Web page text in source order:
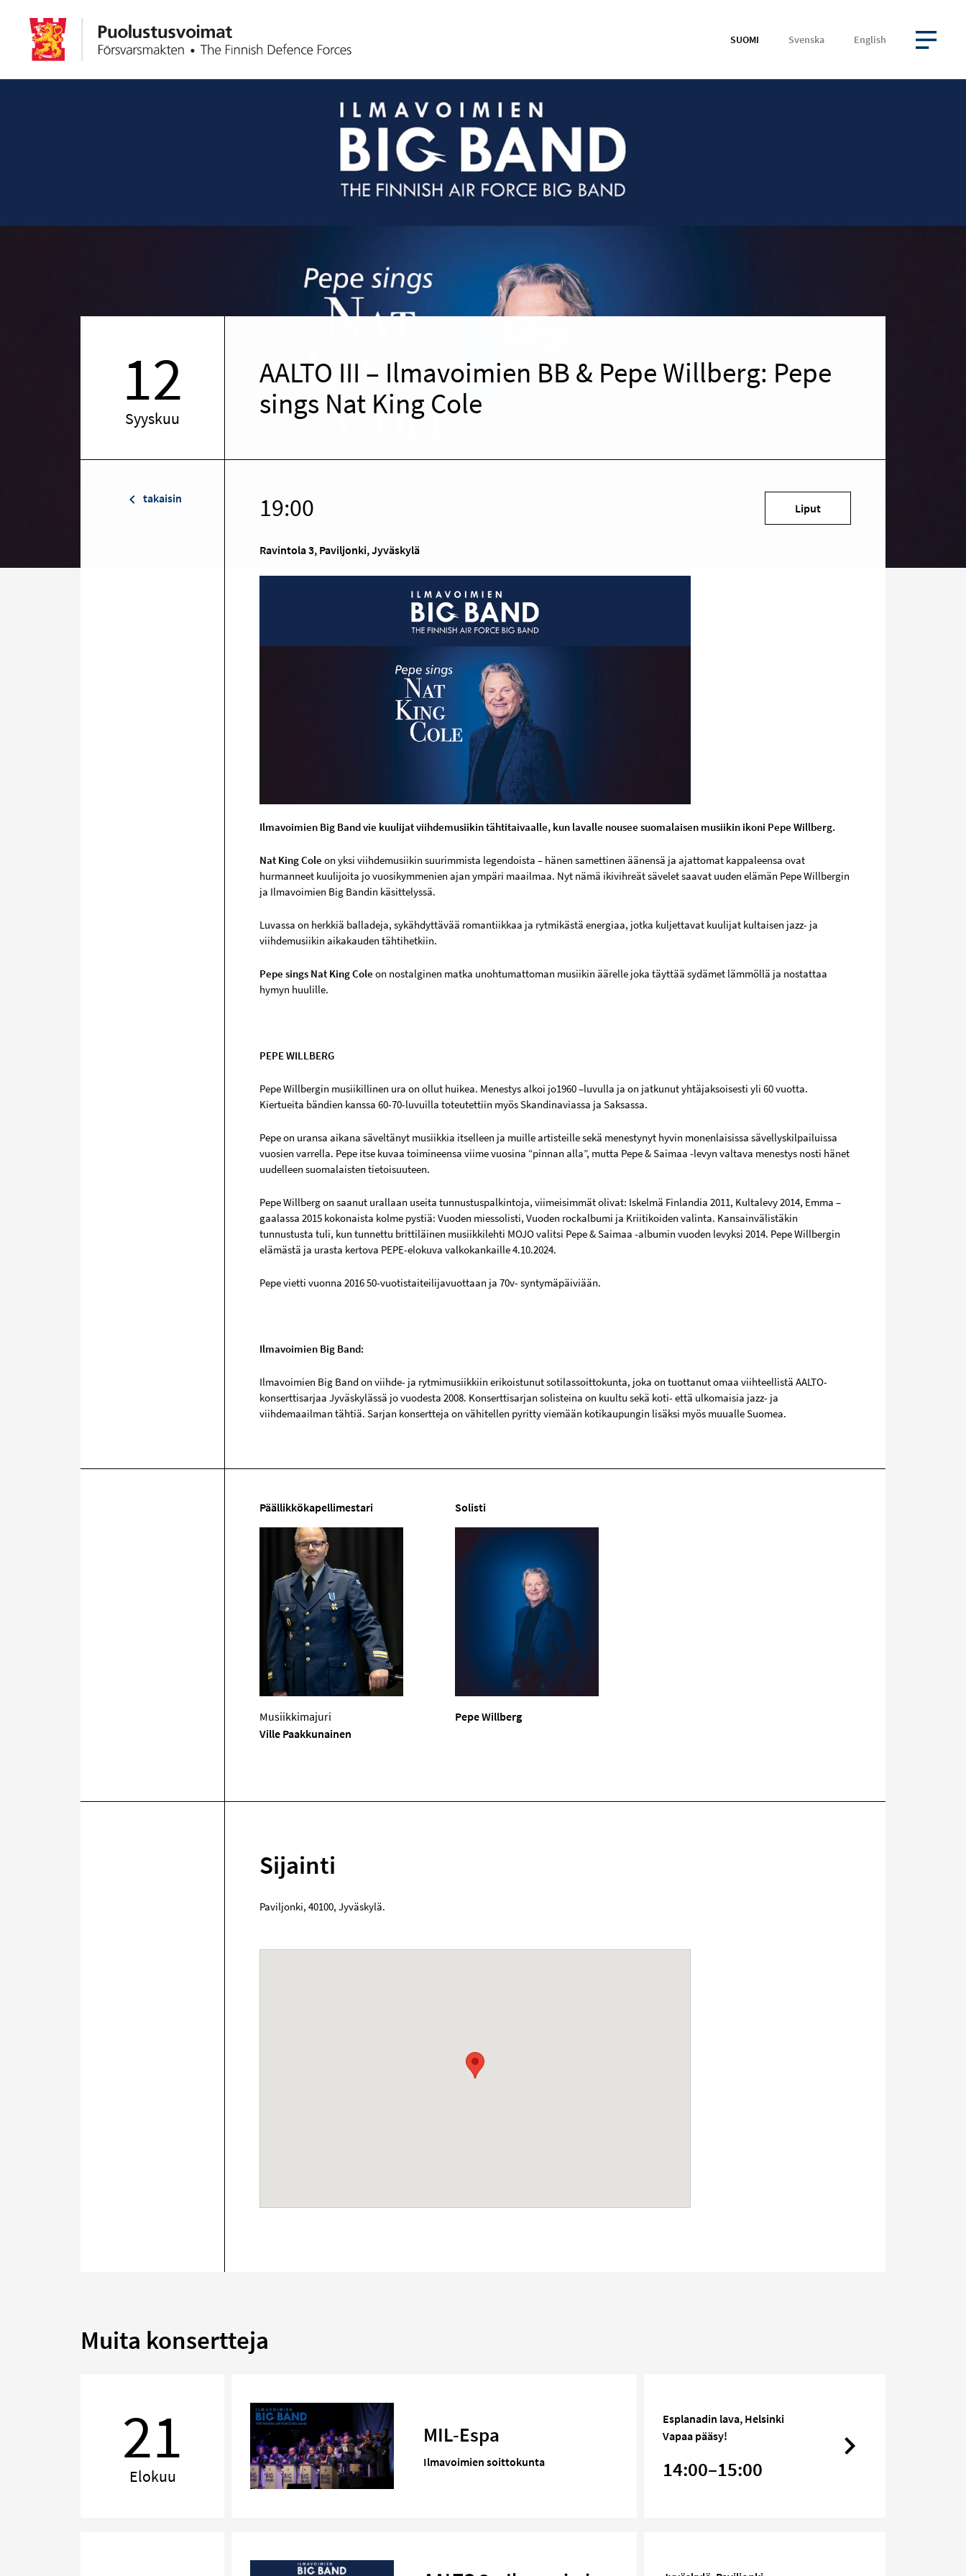
SUOMI Svenska English
AVAA VALIKKO
12
Syyskuu
AALTO III – Ilmavoimien BB & Pepe Willberg: Pepe
sings Nat King Cole
takaisin 19:00
sosiaalisessa
Liput
Ravintola 3, Paviljonki, Jyväskylä
Ilmavoimien Big Band vie kuulijat viihdemusiikin tähtitaivaalle, kun lavalle nousee suomalaisen musiikin ikoni Pepe Willberg.
Nat King Cole on yksi viihdemusiikin suurimmista legendoista – hänen samettinen äänensä ja ajattomat kappaleensa ovat
hurmanneet kuulijoita jo vuosikymmenien ajan ympäri maailmaa. Nyt nämä ikivihreät sävelet saavat uuden elämän Pepe Willbergin
ja Ilmavoimien Big Bandin käsittelyssä.
Luvassa on herkkiä balladeja, sykähdyttävää romantiikkaa ja rytmikästä energiaa, jotka kuljettavat kuulijat kultaisen jazz- ja
viihdemusiikin aikakauden tähtihetkiin.
Pepe sings Nat King Cole on nostalginen matka unohtumattoman musiikin äärelle joka täyttää sydämet lämmöllä ja nostattaa
hymyn huulille.
PEPE WILLBERG
Pepe Willbergin musiikillinen ura on ollut huikea. Menestys alkoi jo1960 –luvulla ja on jatkunut yhtäjaksoisesti yli 60 vuotta.
Kiertueita bändien kanssa 60-70-luvuilla toteutettiin myös Skandinaviassa ja Saksassa.
Pepe on uransa aikana säveltänyt musiikkia itselleen ja muille artisteille sekä menestynyt hyvin monenlaisissa sävellyskilpailuissa
vuosien varrella. Pepe itse kuvaa toimineensa viime vuosina “pinnan alla”, mutta Pepe & Saimaa -levyn valtava menestys nosti hänet
uudelleen suomalaisten tietoisuuteen.
Pepe Willberg on saanut urallaan useita tunnustuspalkintoja, viimeisimmät olivat: Iskelmä Finlandia 2011, Kultalevy 2014, Emma –
gaalassa 2015 kokonaista kolme pystiä: Vuoden miessolisti, Vuoden rockalbumi ja Kriitikoiden valinta. Kansainvälistäkin
tunnustusta tuli, kun tunnettu brittiläinen musiikkilehti MOJO valitsi Pepe & Saimaa -albumin vuoden levyksi 2014. Pepe Willbergin
elämästä ja urasta kertova PEPE-elokuva valkokankaille 4.10.2024.
Pepe vietti vuonna 2016 50-vuotistaiteilijavuottaan ja 70v- syntymäpäiviään.
Ilmavoimien Big Band:
Ilmavoimien Big Band on viihde- ja rytmimusiikkiin erikoistunut sotilassoittokunta, joka on tuottanut omaa viihteellistä AALTO-
konserttisarjaa Jyväskylässä jo vuodesta 2008. Konserttisarjan solisteina on kuultu sekä koti- että ulkomaisia jazz- ja
viihdemaailman tähtiä. Sarjan konsertteja on vähitellen pyritty viemään kotikaupungin lisäksi myös muualle Suomea.
Päällikkökapellimestari
Musiikkimajuri
Ville Paakkunainen
Solisti
Pepe Willberg
Sijainti
Paviljonki, 40100, Jyväskylä.
Muita konsertteja
21
Elokuu
MIL-Espa
Ilmavoimien soittokunta
Esplanadin lava, Helsinki
Vapaa pääsy!
14:00–15:00